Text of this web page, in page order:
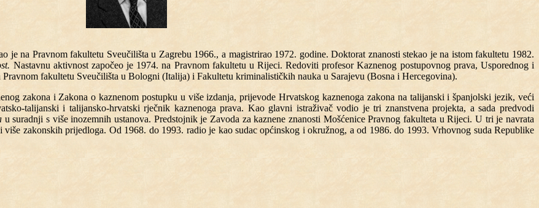
je na Pravnom fakultetu Sveučilišta u Zagrebu 1966., a magistrirao 1972. godine. Doktorat znanosti stekao je na istom fakultetu 1982.
Nastavnu aktivnost započeo je 1974. na Pravnom fakultetu u Rijeci. Redoviti profesor Kaznenog postupovnog prava, Usporednog i
fakultetu Sveučilišta u Bologni (Italija) i Fakultetu kriminalističkih nauka u Sarajevu (Bosna i Hercegovina).
zakona i Zakona o kaznenom postupku u više izdanja, prijevode Hrvatskog kaznenoga zakona na talijanski i španjolski jezik, veći
talijanski i talijansko-hrvatski rječnik kaznenoga prava. Kao glavni istraživač vodio je tri znanstvena projekta, a sada predvodi
u suradnji s više inozemnih ustanova. Predstojnik je Zavoda za kaznene znanosti Mošćenice Pravnog fakulteta u Rijeci. U tri je navrata
zakonskih prijedloga. Od 1968. do 1993. radio je kao sudac općinskog i okružnog, a od 1986. do 1993. Vrhovnog suda Republike